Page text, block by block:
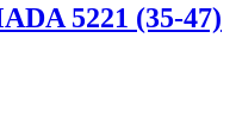
5221 (35-47)